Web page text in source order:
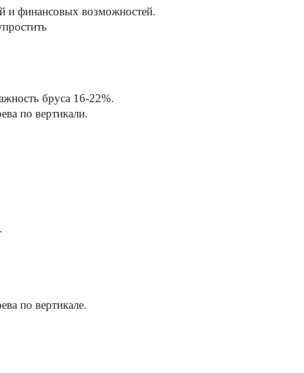
и финансовых возможностей.
бруса 16-22%.
по вертикали.
по вертикале.